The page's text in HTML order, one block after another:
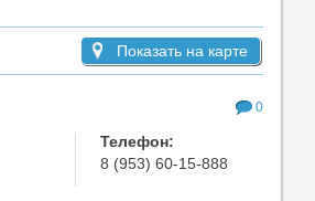
Показать на карте
0
Телефон:
8 (953) 60-15-888